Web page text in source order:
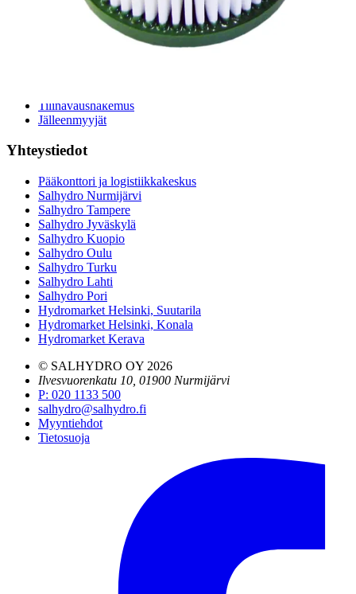
Tilinavaushakemus
Jälleenmyyjät
Yhteystiedot
Pääkonttori ja logistiikkakeskus
Salhydro Nurmijärvi
Salhydro Tampere
Salhydro Jyväskylä
Salhydro Kuopio
Salhydro Oulu
Salhydro Turku
Salhydro Lahti
Salhydro Pori
Hydromarket Helsinki, Suutarila
Hydromarket Helsinki, Konala
Hydromarket Kerava
© SALHYDRO OY 2026
Ilvesvuorenkatu 10, 01900 Nurmijärvi
P: 020 1133 500
salhydro@salhydro.fi
Myyntiehdot
Tietosuoja